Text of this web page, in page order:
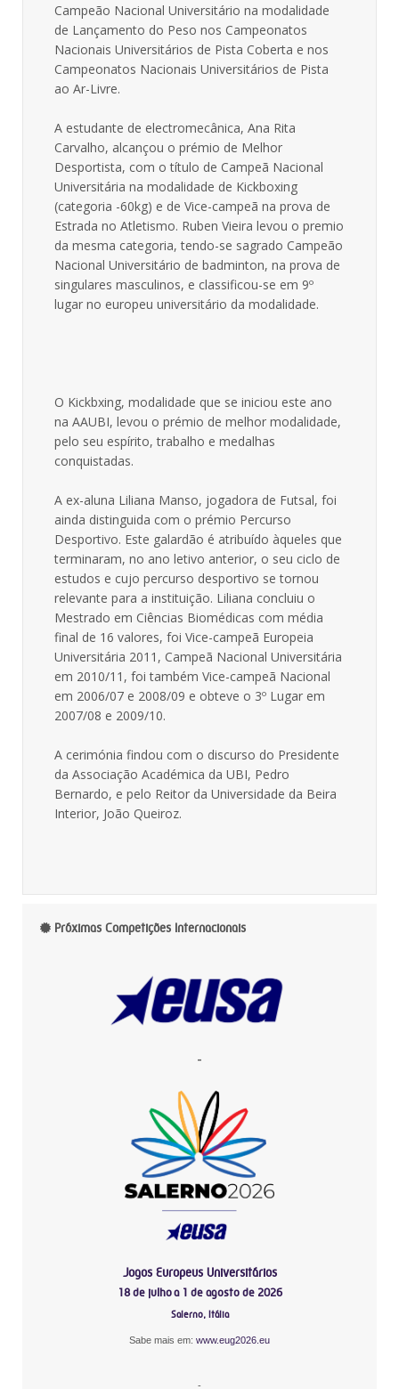
Campeão Nacional Universitário na modalidade
de Lançamento do Peso nos Campeonatos
Nacionais Universitários de Pista Coberta e nos
Campeonatos Nacionais Universitários de Pista
ao Ar-Livre.
A estudante de electromecânica, Ana Rita
Carvalho, alcançou o prémio de Melhor
Desportista, com o título de Campeã Nacional
Universitária na modalidade de Kickboxing
(categoria -60kg) e de Vice-campeã na prova de
Estrada no Atletismo. Ruben Vieira levou o premio
da mesma categoria, tendo-se sagrado Campeão
Nacional Universitário de badminton, na prova de
singulares masculinos, e classificou-se em 9º
lugar no europeu universitário da modalidade.
O Kickbxing, modalidade que se iniciou este ano
na AAUBI, levou o prémio de melhor modalidade,
pelo seu espírito, trabalho e medalhas
conquistadas.
A ex-aluna Liliana Manso, jogadora de Futsal, foi
ainda distinguida com o prémio Percurso
Desportivo. Este galardão é atribuído àqueles que
terminaram, no ano letivo anterior, o seu ciclo de
estudos e cujo percurso desportivo se tornou
relevante para a instituição. Liliana concluiu o
Mestrado em Ciências Biomédicas com média
final de 16 valores, foi Vice-campeã Europeia
Universitária 2011, Campeã Nacional Universitária
em 2010/11, foi também Vice-campeã Nacional
em 2006/07 e 2008/09 e obteve o 3º Lugar em
2007/08 e 2009/10.
A cerimónia findou com o discurso do Presidente
da Associação Académica da UBI, Pedro
Bernardo, e pelo Reitor da Universidade da Beira
Interior, João Queiroz.
Próximas Competições Internacionais
-
Jogos Europeus Universitários
18 de julho a 1 de agosto de 2026
Salerno, Itália
Sabe mais em: www.eug2026.eu
-